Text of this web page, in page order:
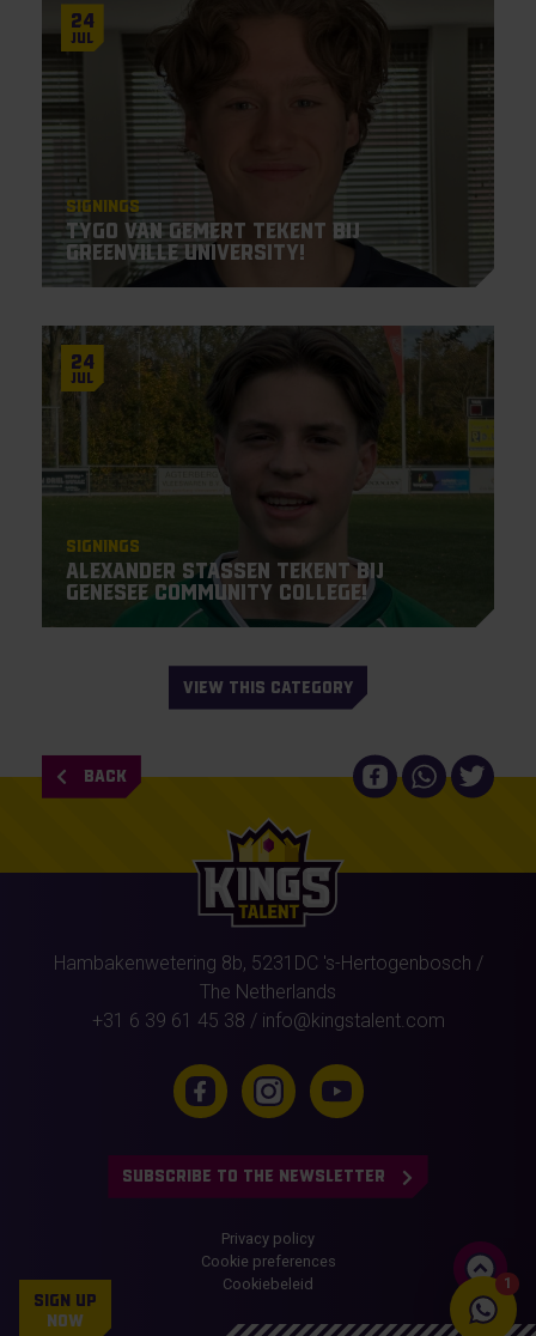
24
Jul
Signings
Tygo van Gemert tekent bij
Greenville University!
24
Jul
Signings
Alexander Stassen tekent bij
Genesee Community College!
VIEW THIS CATEGORY
BACK
Hambakenwetering 8b, 5231DC 's-Hertogenbosch /
The Netherlands
+31 6 39 61 45 38 / info@kingstalent.com
SUBSCRIBE TO THE NEWSLETTER
Privacy policy
Cookie preferences
Cookiebeleid
SIGN UP
NOW
1